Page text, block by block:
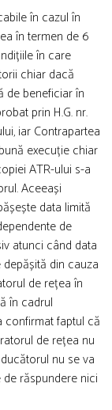
în cazul în
în termen de 6
în care
chiar dacă
de beneficiar în
prin H.G. nr.
iar Contrapartea
execuție chiar
ATR-ului s-a
Aceeași
data limită
de
atunci când data
din cauza
de rețea în
în cadrul
faptul că
de rețea nu
nu se va
răspundere nici